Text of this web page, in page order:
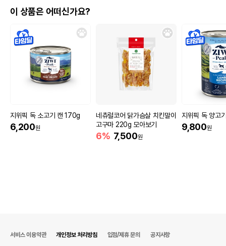
이 상품은 어떠신가요?
지위픽 독 소고기 캔 170g
6,200원
네츄럴코어 닭가슴살 치킨말이
고구마 220g 모아보기
6% 7,500원
지위픽 독 양고
9,800원
서비스 이용약관 개인정보 처리방침 입점/제휴 문의 공지사항